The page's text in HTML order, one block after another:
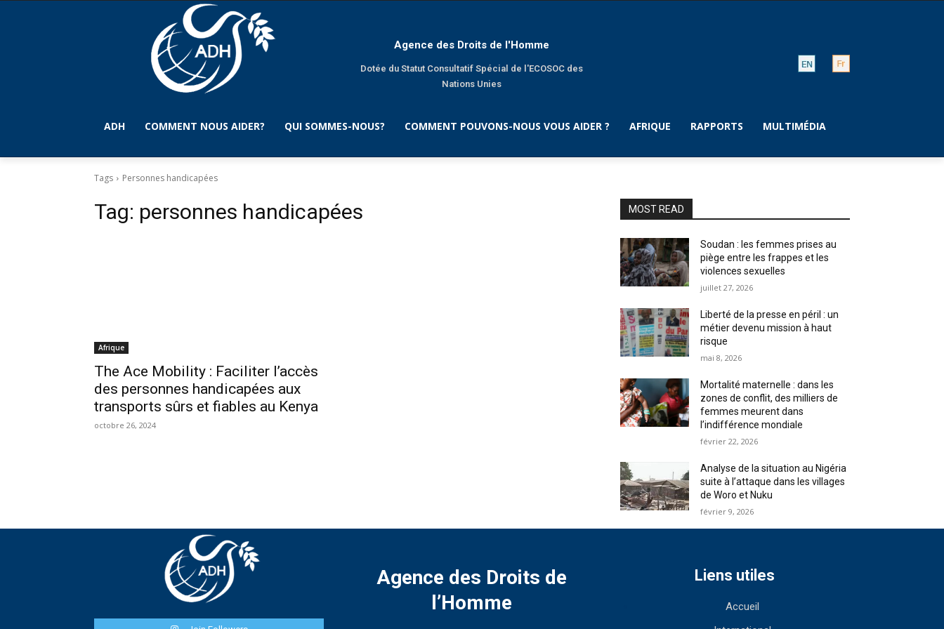
Agence des Droits de l'Homme
Dotée du Statut Consultatif Spécial de l'ECOSOC des
Nations Unies
ADH COMMENT NOUS AIDER? QUI SOMMES-NOUS? COMMENT POUVONS-NOUS VOUS AIDER ? AFRIQUE RAPPORTS MULTIMÉDIA
Tags Personnes handicapées
Tag: personnes handicapées
Afrique
The Ace Mobility : Faciliter l’accès
des personnes handicapées aux
transports sûrs et fiables au Kenya
octobre 26, 2024
MOST READ
Soudan : les femmes prises au
piège entre les frappes et les
violences sexuelles
juillet 27, 2026
Liberté de la presse en péril : un
métier devenu mission à haut
risque
mai 8, 2026
Mortalité maternelle : dans les
zones de conflit, des milliers de
femmes meurent dans
l’indifférence mondiale
février 22, 2026
Analyse de la situation au Nigéria
suite à l’attaque dans les villages
de Woro et Nuku
février 9, 2026
Agence des Droits de
l’Homme
Liens utiles
Accueil